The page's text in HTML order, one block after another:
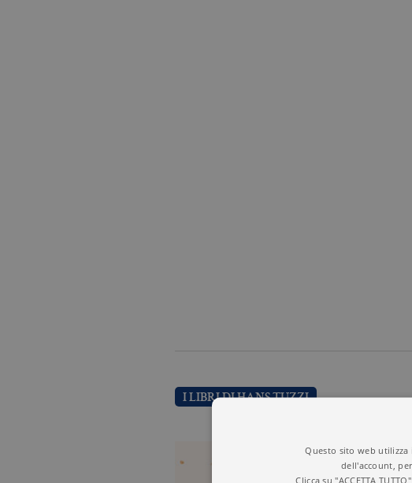
I LIBRI DI HANS TUZZI
Questo sito web utilizza
dell'account,
Clicca su "ACCETTA